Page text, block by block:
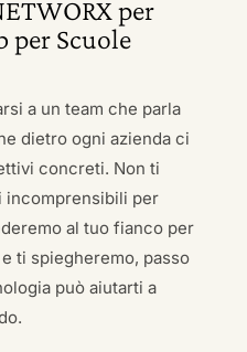
per
per Scuole
a un team che parla
dietro ogni azienda ci
concreti. Non ti
incomprensibili per
al tuo fianco per
ti spiegheremo, passo
può aiutarti a